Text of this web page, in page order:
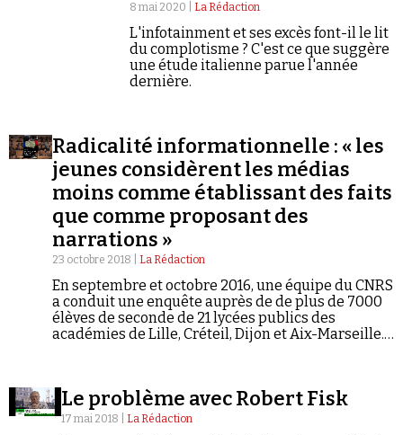
8 mai 2020 | La Rédaction
L'infotainment et ses excès font-il le lit
du complotisme ? C'est ce que suggère
une étude italienne parue l'année
dernière.
Radicalité informationnelle : « les
jeunes considèrent les médias
moins comme établissant des faits
que comme proposant des
narrations »
23 octobre 2018 | La Rédaction
En septembre et octobre 2016, une équipe du CNRS
a conduit une enquête auprès de de plus de 7000
élèves de seconde de 21 lycées publics des
académies de Lille, Créteil, Dijon et Aix-Marseille.
signent le chapitre consacré à la radicalité
informationnelle et aux théories du complot. Ils
Le problème avec Robert Fisk
17 mai 2018 | La Rédaction